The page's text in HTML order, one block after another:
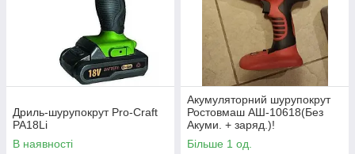
Дриль-шурупокрут Pro-Craft
PA18Li
В наявності
Акумуляторний шурупокрут
Ростовмаш АШ-10618(Без
Акуми. + заряд.)!
Більше 1 од.